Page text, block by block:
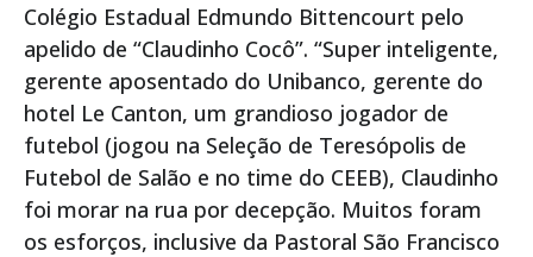
Colégio Estadual Edmundo Bittencourt pelo
apelido de “Claudinho Cocô”. “Super inteligente,
gerente aposentado do Unibanco, gerente do
hotel Le Canton, um grandioso jogador de
futebol (jogou na Seleção de Teresópolis de
Futebol de Salão e no time do CEEB), Claudinho
foi morar na rua por decepção. Muitos foram
os esforços, inclusive da Pastoral São Francisco